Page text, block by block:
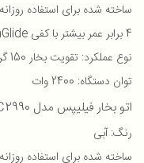
ساخته شده برای استفاده روزانه
4 برابر عمر بیشتر با کفی SteamGlide
نوع عملکرد: تقویت بخار 150 گرم و بخار مداوم 40 گرم در دقیقه
توان دستگاه: 2400 وات
اتو بخار فیلیپس مدل GC2990
رنگ: آبی
ساخته شده برای استفاده روزانه